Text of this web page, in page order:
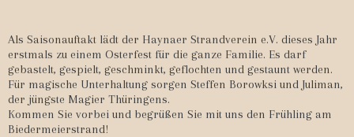
Als Saisonauftakt lädt der Haynaer Strandverein e.V. dieses Jahr
erstmals zu einem Osterfest für die ganze Familie. Es darf
gebastelt, gespielt, geschminkt, geflochten und gestaunt werden.
Für magische Unterhaltung sorgen Steffen Borowksi und Juliman,
der jüngste Magier Thüringens.
Kommen Sie vorbei und begrüßen Sie mit uns den Frühling am
Biedermeierstrand!